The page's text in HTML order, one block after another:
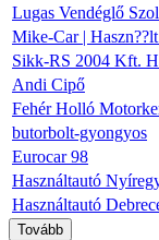
Lugas Vendéglő
Mike-Car |
Sikk-RS 2004 Kft.
Andi Cipő
Fehér Holló
butorbolt-gyongyos
Eurocar 98
Használtautó
Használtautó
Tovább